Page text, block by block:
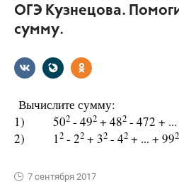
ОГЭ Кузнецова.
сумму.
Вычислите сумму:
1) 502 - 492 + 482 - 472 +
2) 12 - 22 + 32 - 42 + ... + 992
7 сентября 2017